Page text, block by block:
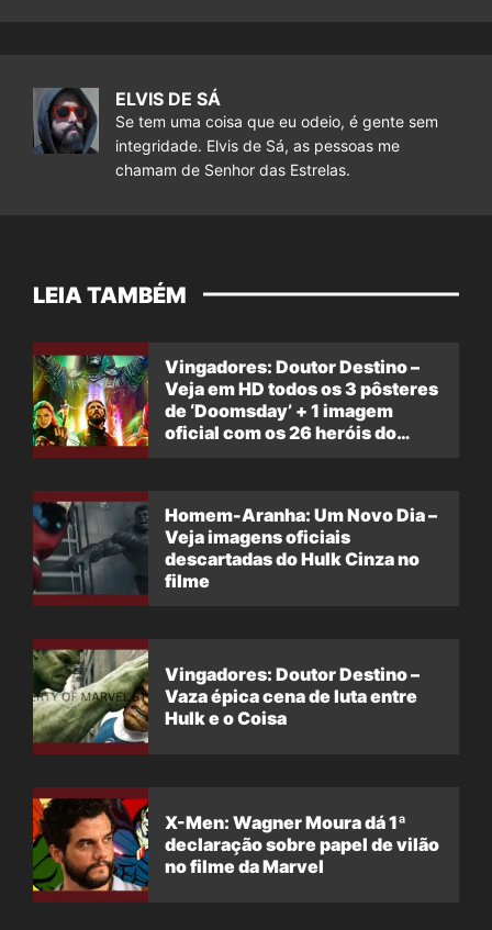
ELVIS DE SÁ
Se tem uma coisa que eu odeio, é gente sem
integridade. Elvis de Sá, as pessoas me
chamam de Senhor das Estrelas.
LEIA TAMBÉM
Vingadores: Doutor Destino –
Veja em HD todos os 3 pôsteres
de ‘Doomsday’ + 1 imagem
oficial com os 26 heróis do
Homem-Aranha: Um Novo Dia –
Veja imagens oficiais
descartadas do Hulk Cinza no
filme
Vingadores: Doutor Destino –
Vaza épica cena de luta entre
Hulk e o Coisa
X-Men: Wagner Moura dá 1ª
declaração sobre papel de vilão
no filme da Marvel